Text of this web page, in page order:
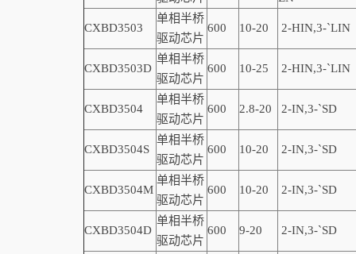
CXBD3503
单相半桥
驱动芯片
600 10-20 2-HIN,3-`LIN
CXBD3503D
单相半桥
驱动芯片
600 10-25 2-HIN,3-`LIN
CXBD3504
单相半桥
驱动芯片
600 2.8-20 2-IN,3-`SD
CXBD3504S
单相半桥
驱动芯片
600 10-20 2-IN,3-`SD
CXBD3504M
单相半桥
驱动芯片
600 10-20 2-IN,3-`SD
CXBD3504D
单相半桥
驱动芯片
600 9-20 2-IN,3-`SD